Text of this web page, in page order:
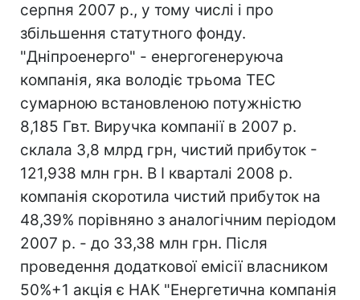
серпня 2007 р., у тому числі і про
збільшення статутного фонду.
"Дніпроенерго" - енергогенеруюча
компанія, яка володіє трьома ТЕС
сумарною встановленою потужністю
8,185 Гвт. Виручка компанії в 2007 р.
склала 3,8 млрд грн, чистий прибуток -
121,938 млн грн. В I кварталі 2008 р.
компанія скоротила чистий прибуток на
48,39% порівняно з аналогічним періодом
2007 р. - до 33,38 млн грн. Після
проведення додаткової емісії власником
50%+1 акція є НАК "Енергетична компанія